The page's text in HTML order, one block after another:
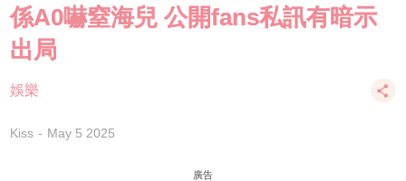
係A0嚇窒海兒 公開fans私訊有暗示
出局
娛樂
Kiss May 5 2025
廣告